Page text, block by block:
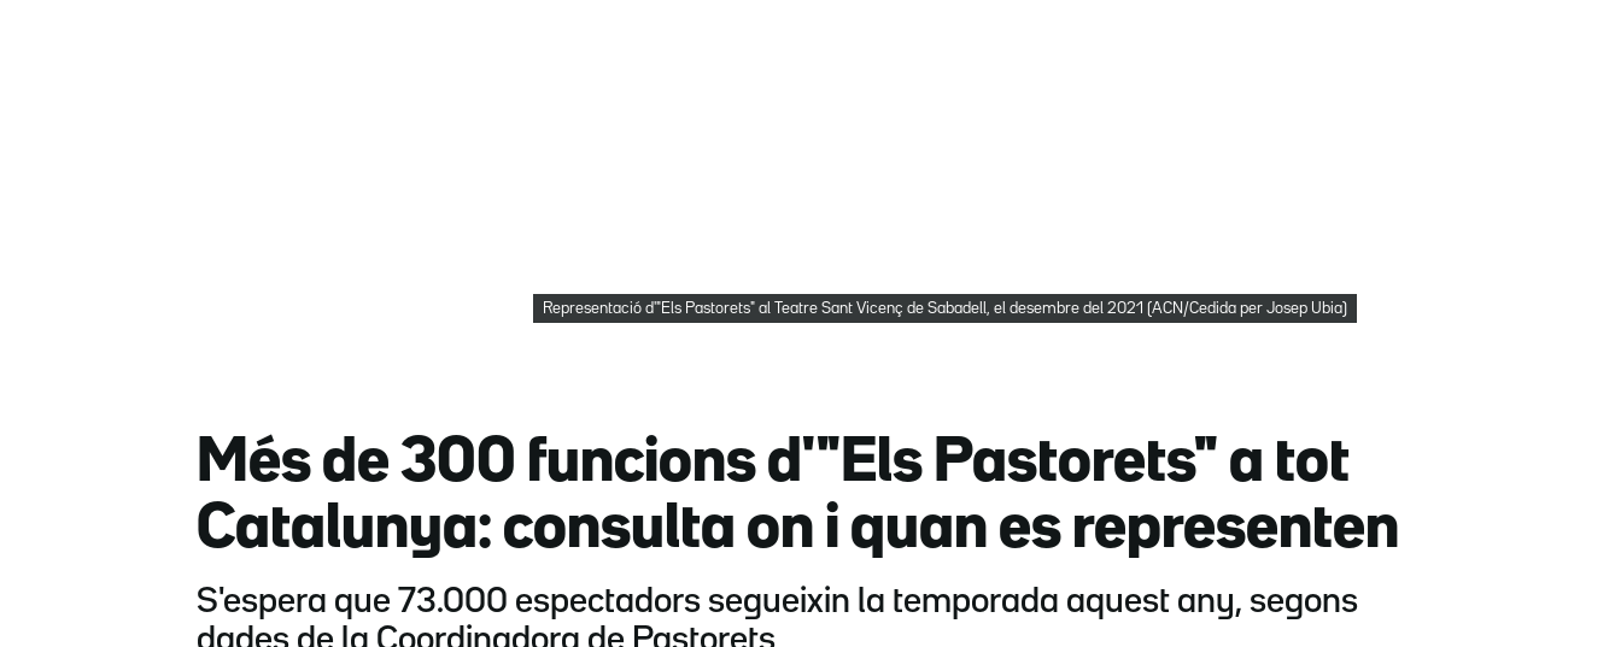
Representació d'"Els Pastorets" al Teatre Sant Vicenç de Sabadell, el desembre del 2021 (ACN/Cedida per Josep Ubia)
Més de 300 funcions d'"Els Pastorets" a tot
Catalunya: consulta on i quan es representen
S'espera que 73.000 espectadors segueixin la temporada aquest any, segons
dades de la Coordinadora de Pastorets